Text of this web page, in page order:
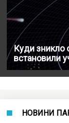
Куди зникло
встановили
НОВИНИ